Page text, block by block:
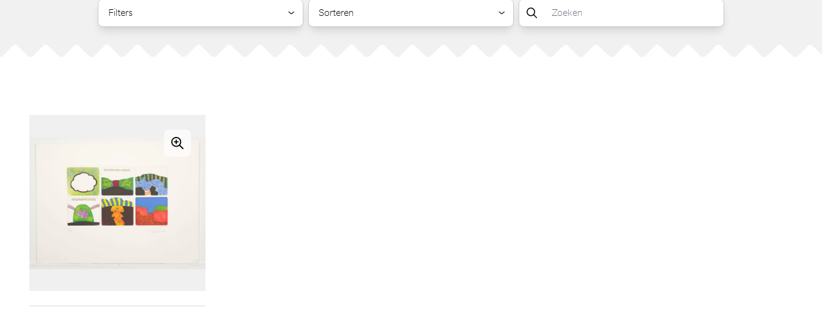
Filters Sorteren